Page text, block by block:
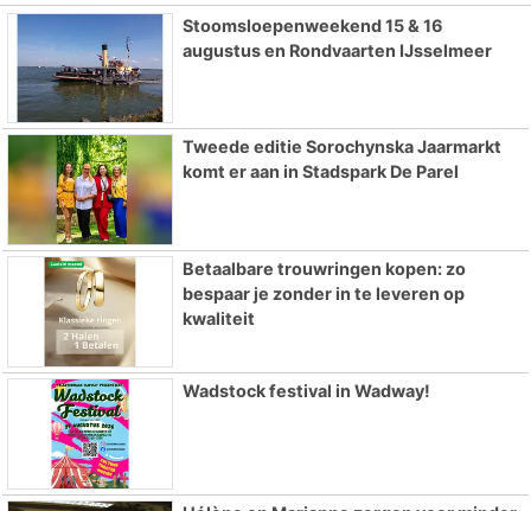
Stoomsloepenweekend 15 & 16
augustus en Rondvaarten IJsselmeer
Tweede editie Sorochynska Jaarmarkt
komt er aan in Stadspark De Parel
Betaalbare trouwringen kopen: zo
bespaar je zonder in te leveren op
kwaliteit
Wadstock festival in Wadway!